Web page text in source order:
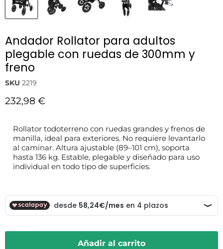
Andador Rollator para adultos
plegable con ruedas de 300mm y
freno
SKU 2219
Precio actual
232,98 €
Rollator todoterreno con ruedas grandes y frenos de
manilla, ideal para exteriores. No requiere levantarlo
al caminar. Altura ajustable (89–101 cm), soporta
hasta 136 kg. Estable, plegable y diseñado para uso
individual en todo tipo de superficies.
Añadir al carrito